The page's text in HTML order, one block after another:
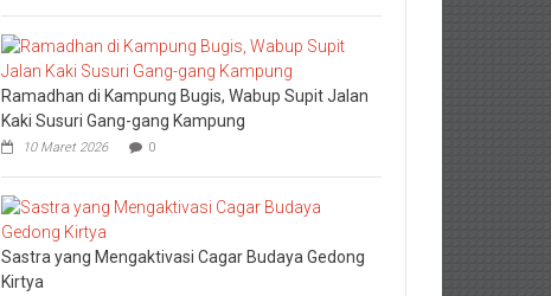
Ramadhan di Kampung Bugis, Wabup Supit Jalan
Kaki Susuri Gang-gang Kampung
10 Maret 2026 0
Sastra yang Mengaktivasi Cagar Budaya Gedong
Kirtya